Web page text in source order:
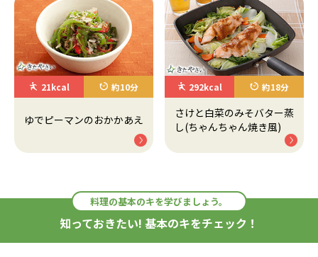
21kcal 約10分
ゆでピーマンのおかかあえ
292kcal 約18分
さけと白菜のみそバター蒸
し(ちゃんちゃん焼き風)
料理の基本のキを学びましょう。
知っておきたい! 基本のキをチェック！